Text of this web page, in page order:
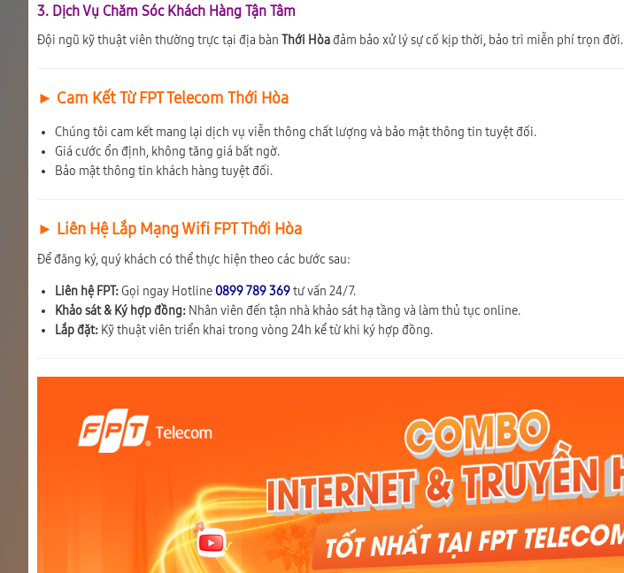
3. Dịch Vụ Chăm Sóc Khách Hàng Tận Tâm
Đội ngũ kỹ thuật viên thường trực tại địa bàn Thới Hòađảm bảo xử lý sự cố kịp thời, bảo trì miễn phí trọn đời.
► Cam Kết Từ FPT Telecom Thới Hòa
Chúng tôi cam kết mang lại dịch vụ viễn thông chất lượng và bảo mật thông tin tuyệt đối.
Giá cước ổn định, không tăng giá bất ngờ.
Bảo mật thông tin khách hàng tuyệt đối.
► Liên Hệ Lắp Mạng Wifi FPT Thới Hòa
Để đăng ký, quý khách có thể thực hiện theo các bước sau:
Liên hệ FPT: Gọi ngay Hotline 0899 789 369tư vấn 24/7.
Khảo sát & Ký hợp đồng: Nhân viên đến tận nhà khảo sát hạ tầng và làm thủ tục online.
Lắp đặt: Kỹ thuật viên triển khai trong vòng 24h kể từ khi ký hợp đồng.